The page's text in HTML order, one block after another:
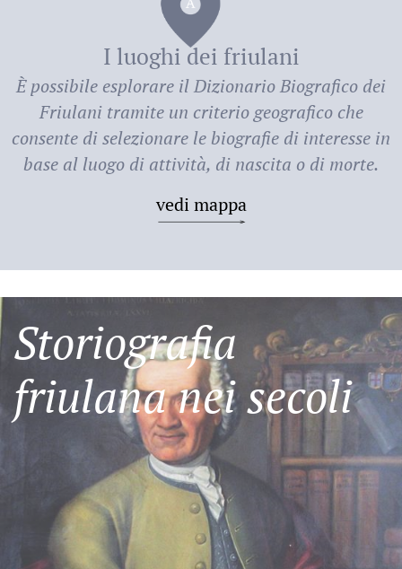
dei
Friulani
I luoghi dei friulani
È possibile esplorare ilDizionario Biografico dei
Friulani tramite un criterio geografico che
consente di selezionare le biografie di interesse in
base al luogo di attività, di nascita o di morte.
vedi mappa
Storiografia
friulana nei secoli